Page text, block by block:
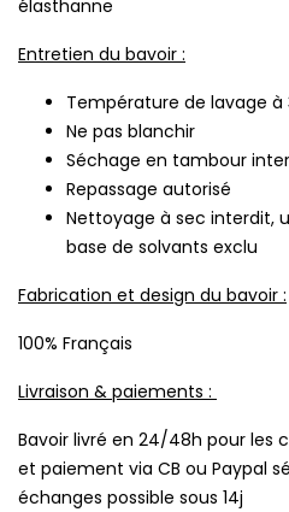
élasthanne
Entretien du bavoir :
Température de lavage à
Ne pas blanchir
Séchage en tambour
Repassage autorisé
Nettoyage à sec interdit,
base de solvants exclu
Fabrication et design du bavoir :
100% Français
Livraison & paiements :
Bavoir livré en 24/48h pour les
et paiement via CB ou Paypal
échanges possible sous 14j